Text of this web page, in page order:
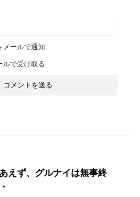
メールで通知
ルで受け取る
えず、グルナイは無事終